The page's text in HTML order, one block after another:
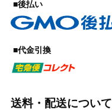
■後払い
■代金引換
送料・配送について